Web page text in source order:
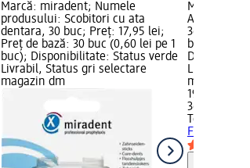
Marcă: miradent; Numele
produsului: Scobitori cu ata
dentara, 30 buc; Preț: 17,95 lei;
Preț de bază: 30 buc (0,60 lei pe 1
buc); Disponibilitate: Status verde
Livrabil, Status gri selectare
magazin dm
Marcă:
Ață
36 buc;
bază: 36
Livrabil,
magazin
19,35 lei
36 buc
TePe
Flosser, 36